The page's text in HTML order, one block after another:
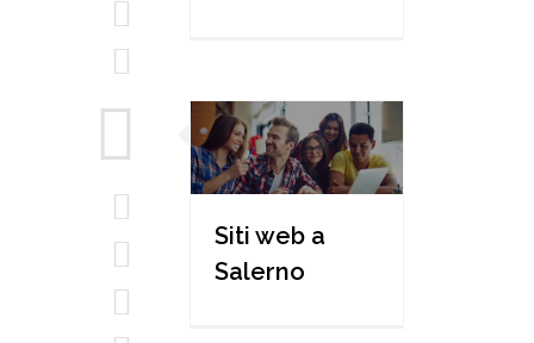
Siti web a
Salerno